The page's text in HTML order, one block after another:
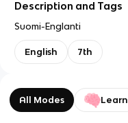
Description and Tags
Suomi-Englanti
English 7th
All Modes Learn